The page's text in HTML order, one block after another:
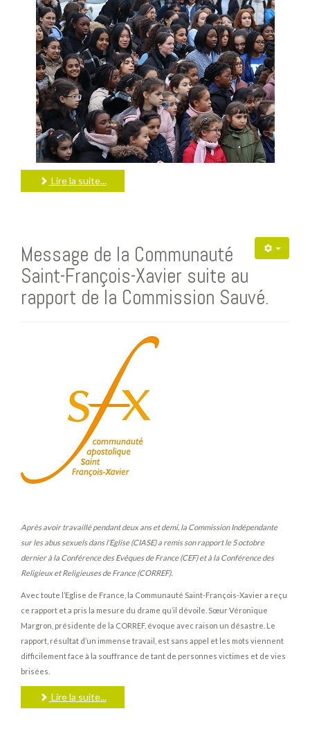
Lire la suite...
Message de la Communauté
Saint-François-Xavier suite au
rapport de la Commission Sauvé.
Après avoir travaillé pendant deux ans et demi, la Commission Indépendante
sur les abus sexuels dans l’Eglise (CIASE) a remis son rapport le 5 octobre
dernier à la Conférence des Evêques de France (CEF) et à la Conférence des
Religieux et Religieuses de France (CORREF).
Avec toute l’Eglise de France, la Communauté Saint-François-Xavier a reçu
ce rapport et a pris la mesure du drame qu’il dévoile. Sœur Véronique
Margron, présidente de la CORREF, évoque avec raison un désastre. Le
rapport, résultat d’un immense travail, est sans appel et les mots viennent
difficilement face à la souffrance de tant de personnes victimes et de vies
brisées.
Lire la suite...